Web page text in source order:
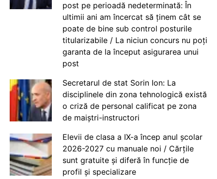
post pe perioadă nedeterminată: În
ultimii ani am încercat să ținem cât se
poate de bine sub control posturile
titularizabile / La niciun concurs nu poți
garanta de la început asigurarea unui
post
Secretarul de stat Sorin Ion: La
disciplinele din zona tehnologică există
o criză de personal calificat pe zona
de maiștri-instructori
Elevii de clasa a IX-a încep anul școlar
2026-2027 cu manuale noi / Cărțile
sunt gratuite și diferă în funcție de
profil și specializare